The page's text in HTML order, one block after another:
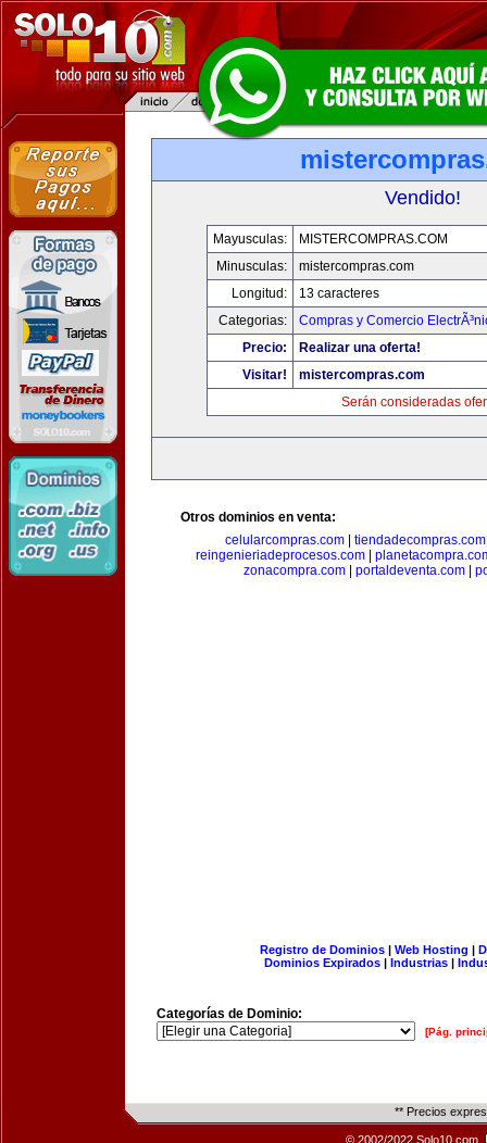
Vendido!
Mayusculas:
MISTERCOMPRAS.COM
Minusculas:
mistercompras.com
Longitud:
13 caracteres
Categorias:
Compras y Comercio
Precio:
Realizar una oferta!
Visitar!
mistercompras.com
Serán consideradas
Otros dominios en venta:
celularcompras.com| tiendadecompras.com
reingenieriadeprocesos.com|
zonacompra.com| portaldeventa.com|
Registro de Dominios| Web Hosting |
Dominios Expirados | Industrias |
Categorías de Dominio:
[Pág.
** Precios
© 2002/2022 Solo10.com